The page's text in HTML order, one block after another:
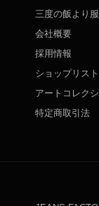
三度の飯より
会社概要
採用情報
ショップリスト
アートコレク
特定商取引法